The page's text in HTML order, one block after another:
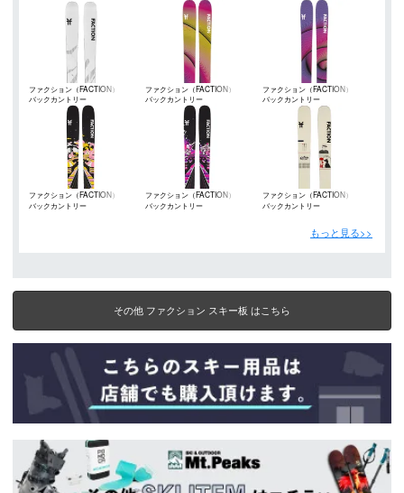
ファクション（FACTION）
バックカントリー
ファクション（FACTION）
バックカントリー
ファクション（FACTION）
バックカントリー
ファクション（FACTION）
バックカントリー
ファクション（FACTION）
バックカントリー
ファクション（FACTION）
バックカントリー
もっと見る>>
その他 ファクション スキー板 はこちら